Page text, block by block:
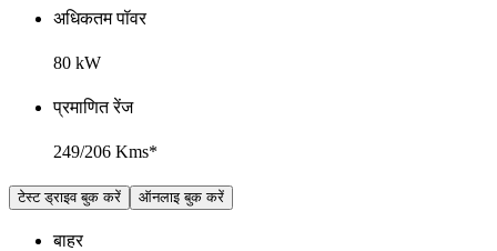
अधिकतम पॉवर
80 kW
प्रमाणित रेंज
249/206 Kms*
टेस्ट ड्राइव बुक करें ऑनलाइ बुक करें
बाहर